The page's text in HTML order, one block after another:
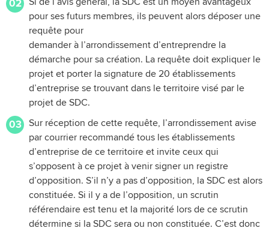
02
pour ses futurs membres, ils peuvent alors déposer une
requête pour
demander à l’arrondissement d’entreprendre la
démarche pour sa création. La requête doit expliquer le
projet et porter la signature de 20 établissements
d’entreprise se trouvant dans le territoire visé par le
projet de SDC.
03
Sur réception de cette requête, l’arrondissement avise
par courrier recommandé tous les établissements
d’entreprise de ce territoire et invite ceux qui
s’opposent à ce projet à venir signer un registre
d’opposition. S’il n’y a pas d’opposition, la SDC est alors
constituée. Si il y a de l’opposition, un scrutin
référendaire est tenu et la majorité lors de ce scrutin
détermine si la SDC sera ou non constituée. C’est donc